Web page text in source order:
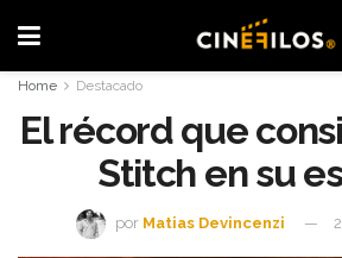
Home Destacado
El récord que
Stitch en su
por Matias Devincenzi